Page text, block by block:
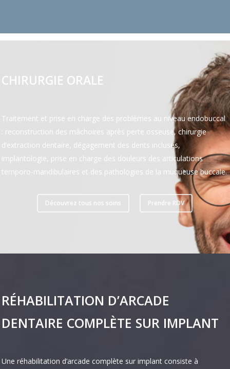
CHIRURGIE ORALE
Traitement et prise en charge des problèmes au niveau endobuccal
: reconstruction des mâchoires après perte osseuse, chirurgie
d’extraction dentaire, dégagement des dents incluses,
implantologie, prise en charge des douleurs des articulations
temporo-mandibulaires et des pathologies de la muqueuse buccale.
Découvrez tous nos soins Prendre RDV
RÉHABILITATION D’ARCADE
DENTAIRE COMPLÈTE SUR IMPLANT
Une réhabilitation d’arcade complète sur implant consiste à